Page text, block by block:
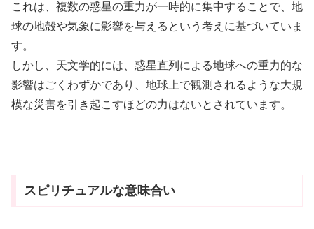
これは、複数の惑星の重力が一時的に集中することで、地
球の地殻や気象に影響を与えるという考えに基づいていま
す。
しかし、天文学的には、惑星直列による地球への重力的な
影響はごくわずかであり、地球上で観測されるような大規
模な災害を引き起こすほどの力はないとされています。
スピリチュアルな意味合い